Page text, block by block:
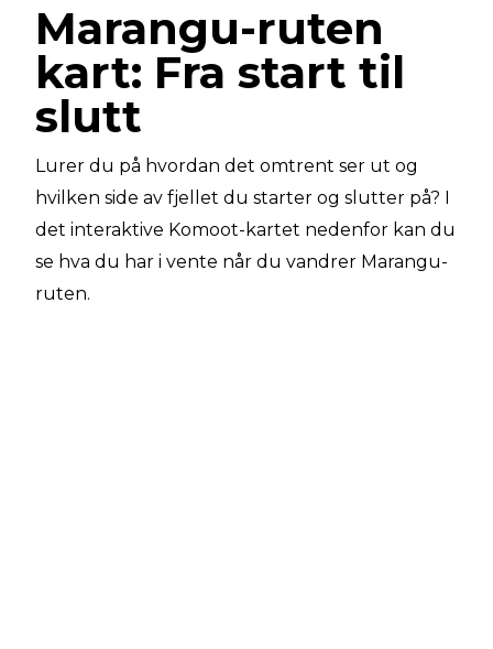
Marangu-ruten
kart: Fra start til
slutt
Lurer du på hvordan det omtrent ser ut og
hvilken side av fjellet du starter og slutter på? I
det interaktive Komoot-kartet nedenfor kan du
se hva du har i vente når du vandrer Marangu-
ruten.